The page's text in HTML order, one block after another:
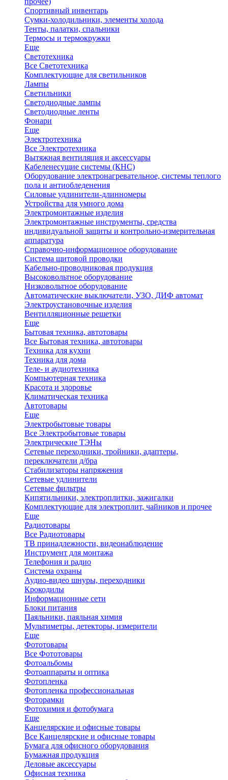
Спортивный инвентарь
Сумки-холодильники, элементы холода
Тенты, палатки, спальники
Термосы и термокружки
Еще
Светотехника
Все Светотехника
Комплектующие для светильников
Лампы
Светильники
Светодиодные лампы
Светодиодные ленты
Фонари
Еще
Электротехника
Все Электротехника
Вытяжная вентиляция и аксессуары
Кабеленесущие системы (КНС)
Оборудование электронагревательное, системы теплого
пола и антиобледенения
Силовые удлинители-длинномеры
Устройства для умного дома
Электромонтажные изделия
Электромонтажные инструменты, средства
индивидуальной защиты и контрольно-измерительная
аппаратура
Справочно-информационное оборудование
Система щитовой проводки
Кабельно-проводниковая продукция
Высоковольтное оборудование
Низковольтное оборудование
Автоматические выключатели, УЗО, ДИФ автомат
Электроустановочные изделия
Вентилляционные решетки
Еще
Бытовая техника, автотовары
Все Бытовая техника, автотовары
Техника для кухни
Техника для дома
Теле- и аудиотехника
Компьютерная техника
Красота и здоровье
Климатическая техника
Автотовары
Еще
Электробытовые товары
Все Электробытовые товары
Электрические ТЭНы
Сетевые переходники, тройники, адаптеры,
переключатели д/бра
Стабилизаторы напряжения
Сетевые удлинители
Сетевые фильтры
Кипятильники, электроплитки, зажигалки
Комплектующие для электроплит, чайников и прочее
Еще
Радиотовары
Все Радиотовары
ТВ принадлежности, видеонаблюдение
Инструмент для монтажа
Телефония и радио
Система охраны
Аудио-видео шнуры, переходники
Крокодилы
Информационные сети
Блоки питания
Паяльники, паяльная химия
Мультиметры, детекторы, измерители
Еще
Фототовары
Все Фототовары
Фотоальбомы
Фотоаппараты и оптика
Фотопленка
Фотопленка профессиональная
Фоторамки
Фотохимия и фотобумага
Еще
Канцелярские и офисные товары
Все Канцелярские и офисные товары
Бумага для офисного оборудования
Бумажная продукция
Деловые аксессуары
Офисная техника